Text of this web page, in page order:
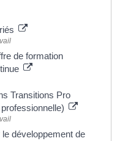
de formation
Transitions Pro
développement de